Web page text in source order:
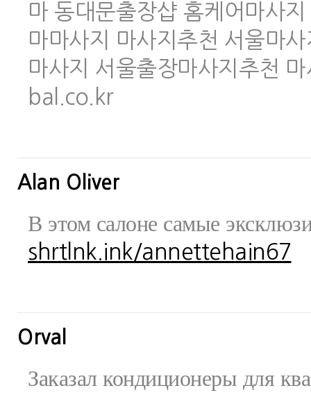
마 동대문출장샵 홈케어마사
마마사지 마사지추천 서울마
마사지 서울출장마사지추천
bal.co.kr
Alan Oliver
В этом салоне самые
shrtlnk.ink/annettehain67
Orval
Заказал кондиционеры для